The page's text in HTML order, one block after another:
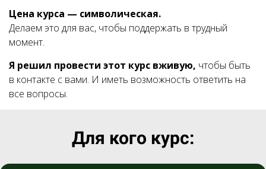
Цена курса — символическая.
Делаем это для вас, чтобы поддержать в трудный
момент.
Я решил провести этот курс вживую, чтобы быть
в контакте с вами. И иметь возможность ответить на
все вопросы.
Для кого курс: